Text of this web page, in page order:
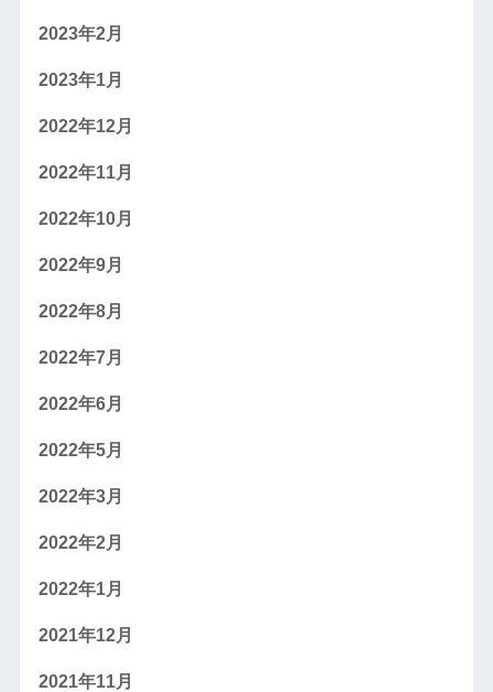
2023年2月
2023年1月
2022年12月
2022年11月
2022年10月
2022年9月
2022年8月
2022年7月
2022年6月
2022年5月
2022年3月
2022年2月
2022年1月
2021年12月
2021年11月